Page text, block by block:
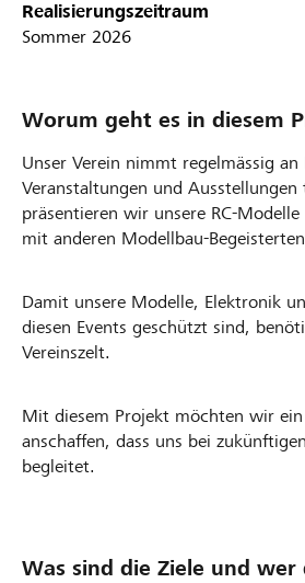
Realisierungszeitraum
Sommer 2026
Worum geht es in diesem
Unser Verein nimmt regelmässig an
Veranstaltungen und
präsentieren wir unsere RC-
mit anderen Modellbau-
Damit unsere Modelle, Elektronik
diesen Events geschützt sind,
Vereinszelt.
Mit diesem Projekt möchten wir
anschaffen, dass uns bei
begleitet.
Was sind die Ziele und wer